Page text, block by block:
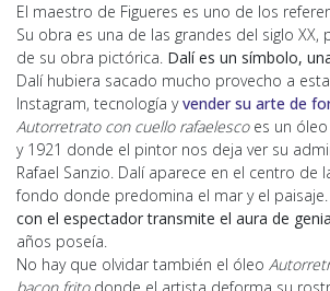
El maestro de Figueres es uno de los
Su obra es una de las grandes del siglo XX,
de su obra pictórica. Dalí es un símbolo,
Dalí hubiera sacado mucho provecho a
Instagram, tecnología yvender su arte de
Autorretrato con cuello rafaelescoes un
y 1921 donde el pintor nos deja ver su
Rafael Sanzio. Dalí aparece en el centro de
fondo donde predomina el mar y el paisaje.
con el espectador transmite el aura de
años poseía.
No hay que olvidar también el óleo